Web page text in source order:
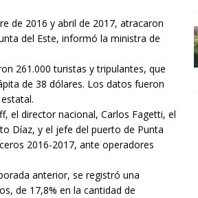
de 2016 y abril de 2017, atracaron
del Este, informó la ministra de
261.000 turistas y tripulantes, que
de 38 dólares. Los datos fueron
el director nacional, Carlos Fagetti, el
Díaz, y el jefe del puerto de Punta
2016-2017, ante operadores
anterior, se registró una
de 17,8% en la cantidad de